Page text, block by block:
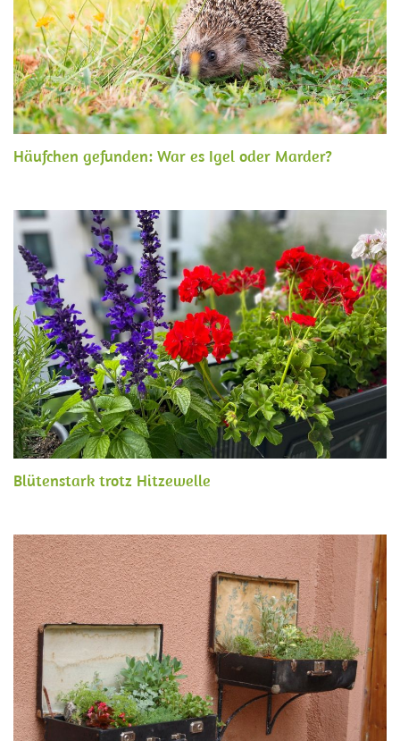
Häufchen gefunden: War es Igel oder Marder?
Blütenstark trotz Hitzewelle